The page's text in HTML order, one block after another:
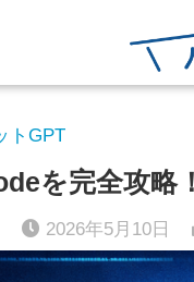
トGPT
を完全攻略
2026年5月10日